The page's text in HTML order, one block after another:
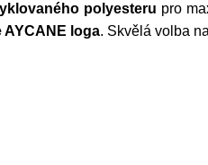
polyesteru pro
loga. Skvělá volba